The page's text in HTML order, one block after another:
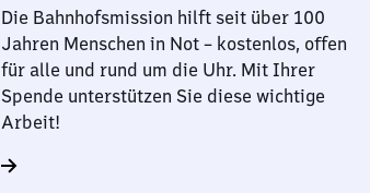
Die Bahnhofsmission hilft seit über 100
Jahren Menschen in Not – kostenlos, offen
für alle und rund um die Uhr. Mit Ihrer
Spende unterstützen Sie diese wichtige
Arbeit!